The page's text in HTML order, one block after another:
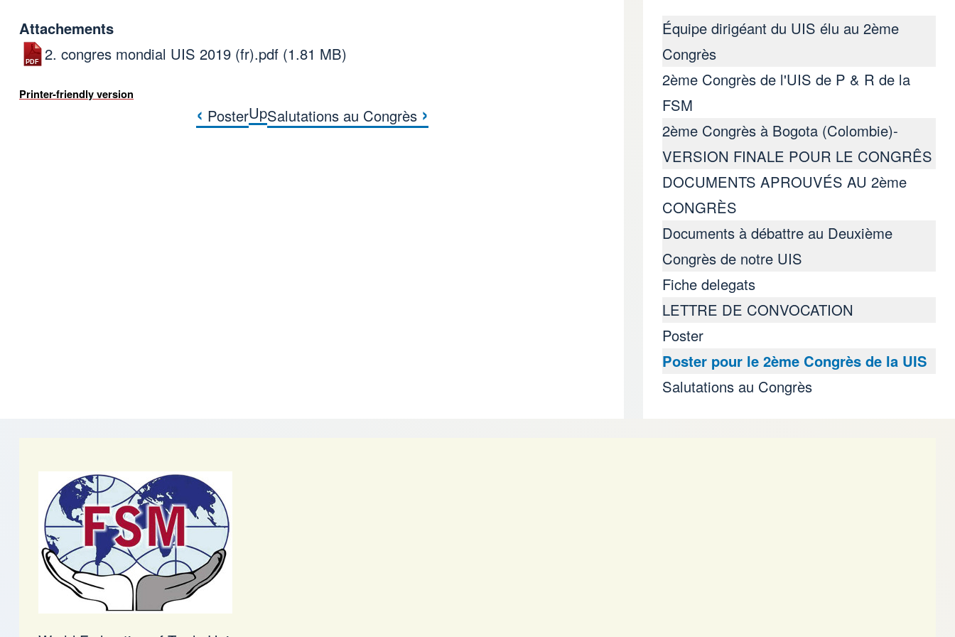
Attachements
2. congres mondial UIS 2019 (fr).pdf (1.81 MB)
Printer-friendly version
Book traversal links for Poster pour le 2ème Congrès de la
‹ PosterUpSalutations au Congrès ›
Équipe dirigéant du UIS élu au 2ème
Congrès
2ème Congrès de l'UIS de P & R de la
FSM
2ème Congrès à Bogota (Colombie)-
VERSION FINALE POUR LE CONGRÊS
DOCUMENTS APROUVÉS AU 2ème
CONGRÈS
Documents à débattre au Deuxième
Congrès de notre UIS
Fiche delegats
LETTRE DE CONVOCATION
Poster
Poster pour le 2ème Congrès de la UIS
Salutations au Congrès